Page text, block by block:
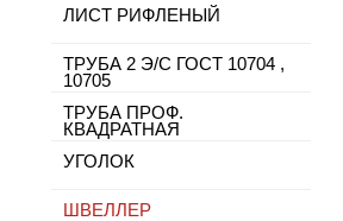
ЛИСТ РИФЛЕНЫЙ
ТРУБА 2 Э/С ГОСТ 10704 ,
10705
ТРУБА ПРОФ.
КВАДРАТНАЯ
УГОЛОК
ШВЕЛЛЕР